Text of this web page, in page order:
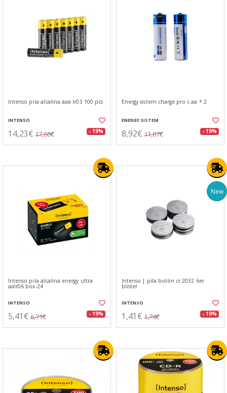
Intenso pila alcalina aaa lr03 100 pcs
INTENSO
14,23€ 17,66€ - 19%
Energy sistem charge pro c aa * 2
ENERGY SISTEM
8,92€ 11,07€ - 19%
Intenso pila alcalina energy ultra
aalr06 box-24
INTENSO
5,41€ 6,71€ - 19%
New
Intenso | pila botón cr 2032 6er
blister
INTENSO
1,41€ 1,74€ - 19%